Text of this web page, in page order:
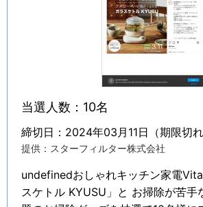
当選人数：10名
締切日：2024年03月11日（期限切れ
提供：スターフィルター株式会社
undefinedおしゃれキッチン家電
スケトル KYUSU」と お掃除が苦手